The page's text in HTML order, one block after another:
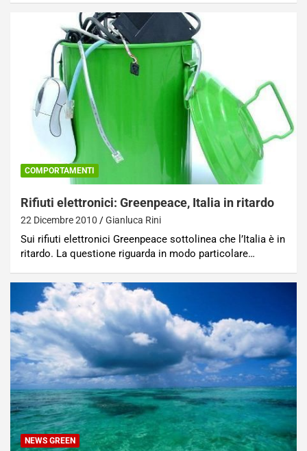
COMPORTAMENTI
Rifiuti elettronici: Greenpeace, Italia in ritardo
22 Dicembre 2010 Gianluca Rini
Sui rifiuti elettronici Greenpeace sottolinea che l’Italia è in
ritardo. La questione riguarda in modo particolare…
NEWS GREEN